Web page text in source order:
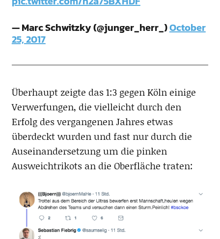
— Marc Schwitzky (@junger_herr_)October
25, 2017
Überhaupt zeigte das 1:3 gegen Köln einige
Verwerfungen, die vielleicht durch den
Erfolg des vergangenen Jahres etwas
überdeckt wurden und fast nur durch die
Auseinandersetzung um die pinken
Ausweichtrikots an die Oberfläche traten: